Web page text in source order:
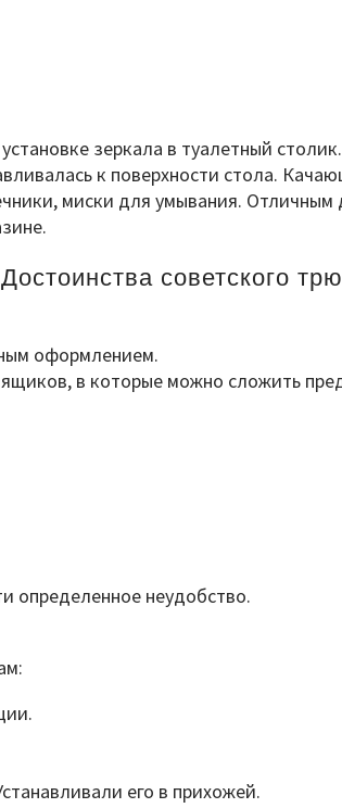
зеркала в туалетный
к поверхности стола.
миски для умывания.
Достоинства советского
оформлением.
в которые можно сложить
определенное неудобство.
его в прихожей.